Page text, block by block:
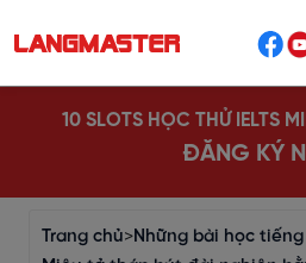
10 SLOTS HỌC THỬ IELTS
ĐĂNG KÝ
Trang chủ>Những bài học